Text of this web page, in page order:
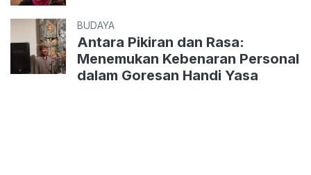
BUDAYA
Antara Pikiran dan Rasa:
Menemukan Kebenaran Personal
dalam Goresan Handi Yasa